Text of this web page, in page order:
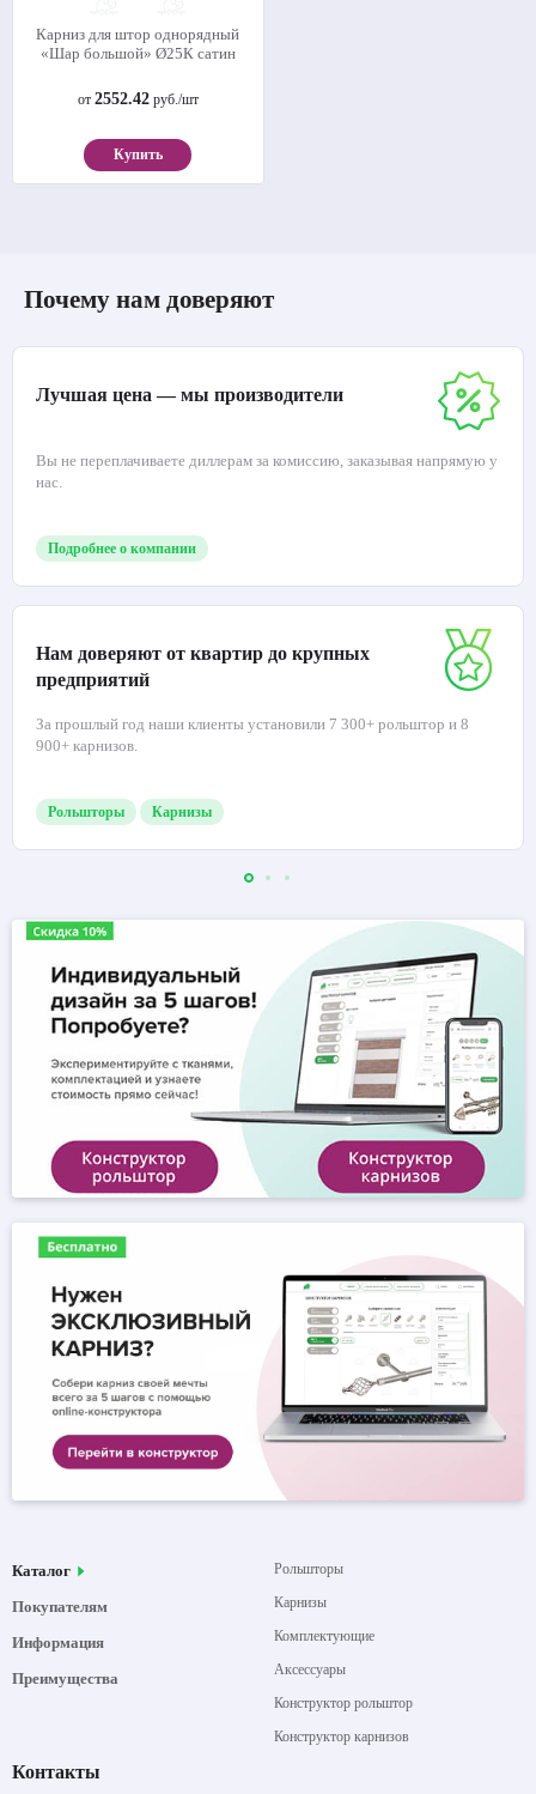
Карниз для штор однорядный
«Шар большой» Ø25К сатин
от 2552.42руб./шт
Купить
Почему нам доверяют
Лучшая цена — мы производители
Вы не переплачиваете диллерам за комиссию, заказывая напрямую у
нас.
Подробнее о компании
Нам доверяют от квартир до крупных
предприятий
За прошлый год наши клиенты установили 7 300+ рольштор и 8
900+ карнизов.
Рольшторы Карнизы
Каталог
Покупателям
Информация
Преимущества
Рольшторы
Карнизы
Комплектующие
Аксессуары
Конструктор рольштор
Конструктор карнизов
Контакты